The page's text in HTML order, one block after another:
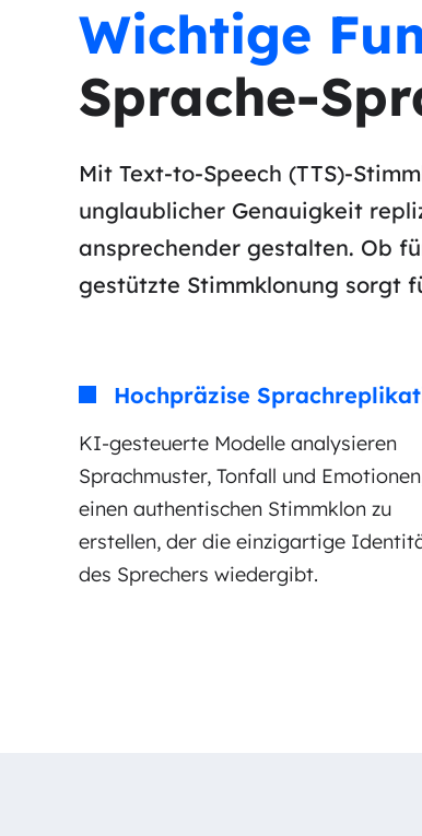
Wichtige
Sprache-
Mit Text-to-Speech (TTS)-
unglaublicher Genauigkeit
ansprechender gestalten. Ob
gestützte Stimmklonung sorgt
Hochpräzise
KI-gesteuerte Modelle analysieren
Sprachmuster, Tonfall und
einen authentischen Stimmklon zu
erstellen, der die einzigartige
des Sprechers wiedergibt.